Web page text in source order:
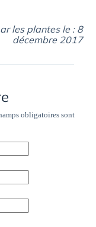
les plantes le : 8
décembre 2017
obligatoires sont